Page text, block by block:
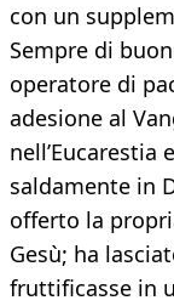
con un
Sempre di
operatore di
adesione al
nell’Eucarestia
saldamente in
offerto la
Gesù; ha
fruttificasse in